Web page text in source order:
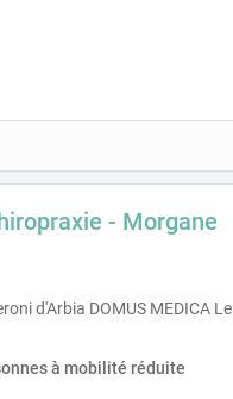
- Morgane
d'Arbia DOMUS MEDICA Le
à mobilité réduite